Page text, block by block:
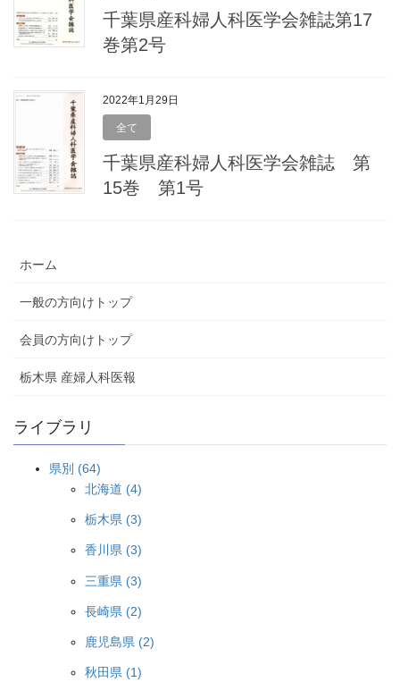
千葉県産科婦人科医学会雑誌第17
巻第2号
2022年1月29日
全て
千葉県産科婦人科医学会雑誌 第
15巻 第1号
ホーム
一般の方向けトップ
会員の方向けトップ
栃木県 産婦人科医報
ライブラリ
県別 (64)
北海道 (4)
栃木県 (3)
香川県 (3)
三重県 (3)
長崎県 (2)
鹿児島県 (2)
秋田県 (1)